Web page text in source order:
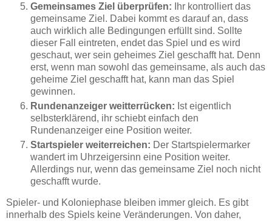
Gemeinsames Ziel überprüfen:
Ihr kontrolliert das
gemeinsame Ziel. Dabei kommt es darauf an, dass
auch wirklich alle Bedingungen erfüllt sind. Sollte
dieser Fall eintreten, endet das Spiel und es wird
geschaut, wer sein geheimes Ziel geschafft hat. Denn
erst, wenn man sowohl das gemeinsame, als auch das
geheime Ziel geschafft hat, kann man das Spiel
gewinnen.
Rundenanzeiger weitterrücken: Ist eigentlich
selbsterklärend, ihr schiebt einfach den
Rundenanzeiger eine Position weiter.
Startspieler weiterreichen: Der Startspielermarker
wandert im Uhrzeigersinn eine Position weiter.
Allerdings nur, wenn das gemeinsame Ziel noch nicht
geschafft wurde.
Spieler- und Koloniephase bleiben immer gleich. Es gibt
innerhalb des Spiels keine Veränderungen. Von daher,